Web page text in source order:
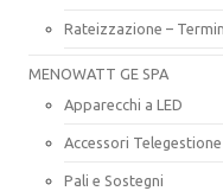
Rateizzazione –
MENOWATT GE SPA
Apparecchi a LED
Accessori
Pali e Sostegni